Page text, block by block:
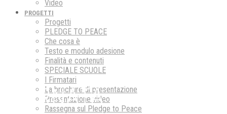
Video
PROGETTI
Progetti
PLEDGE TO PEACE
Che cosa è
Testo e modulo adesione
Finalità e contenuti
SPECIALE SCUOLE
I Firmatari
La brochure di presentazione
Presentazione video
Rassegna sul Pledge to Peace
GIORNATA